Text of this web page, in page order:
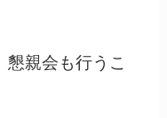
親会も行うこ